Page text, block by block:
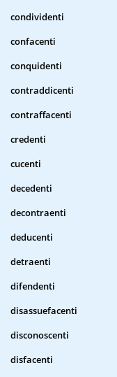
condividenti
confacenti
conquidenti
contraddicenti
contraffacenti
credenti
cucenti
decedenti
decontraenti
deducenti
detraenti
difendenti
disassuefacenti
disconoscenti
disfacenti